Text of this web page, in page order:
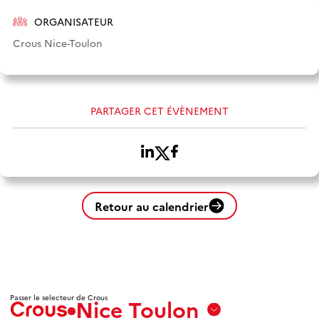
ORGANISATEUR
Crous Nice-Toulon
PARTAGER CET ÉVÈNEMENT
Retour au calendrier
Passer le selecteur de CrousNice Toulon